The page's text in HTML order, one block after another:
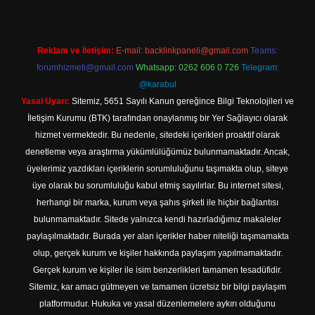
Reklam ve İletişim: E-mail: backlinkpaneli@gmail.com Teams:
forumhizmeti@gmail.com Whatsapp: 0262 606 0 726 Telegram:
@karabul
Yasal Uyarı: Sitemiz, 5651 Sayılı Kanun gereğince Bilgi Teknolojileri ve
İletişim Kurumu (BTK) tarafından onaylanmış bir Yer Sağlayıcı olarak
hizmet vermektedir. Bu nedenle, sitedeki içerikleri proaktif olarak
denetleme veya araştırma yükümlülüğümüz bulunmamaktadır. Ancak,
üyelerimiz yazdıkları içeriklerin sorumluluğunu taşımakta olup, siteye
üye olarak bu sorumluluğu kabul etmiş sayılırlar. Bu internet sitesi,
herhangi bir marka, kurum veya şahıs şirketi ile hiçbir bağlantısı
bulunmamaktadır. Sitede yalnızca kendi hazırladığımız makaleler
paylaşılmaktadır. Burada yer alan içerikler haber niteliği taşımamakta
olup, gerçek kurum ve kişiler hakkında paylaşım yapılmamaktadır.
Gerçek kurum ve kişiler ile isim benzerlikleri tamamen tesadüfidir.
Sitemiz, kar amacı gütmeyen ve tamamen ücretsiz bir bilgi paylaşım
platformudur. Hukuka ve yasal düzenlemelere aykırı olduğunu